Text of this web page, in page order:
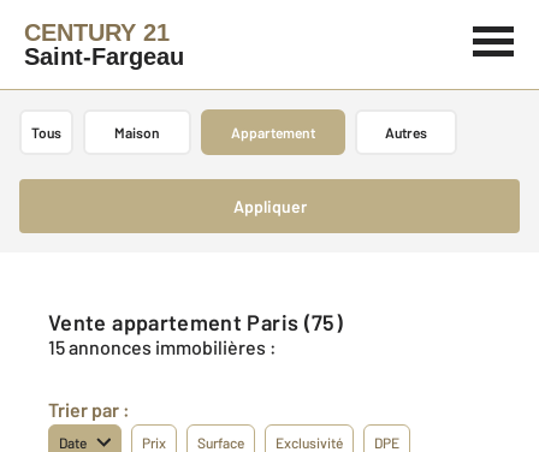
CENTURY 21
Saint-Fargeau
Tous Maison Appartement Autres
Appliquer
Vente appartement Paris (75)
15 annonces immobilières :
Trier par :
Date Prix Surface Exclusivité DPE